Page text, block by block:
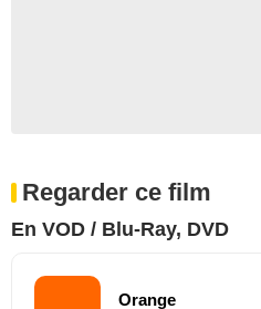
Regarder ce film
En VOD / Blu-Ray, DVD
Orange